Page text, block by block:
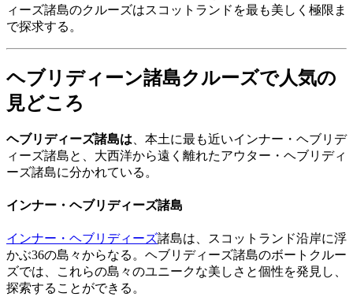
ィーズ諸島のクルーズはスコットランドを最も美しく極限ま
で探求する。
ヘブリディーン諸島クルーズで人気の
見どころ
ヘブリディーズ諸島は 、本土に最も近いインナー・ヘブリデ
ィーズ諸島と、大西洋から遠く離れたアウター・ヘブリディ
ーズ諸島に分かれている。
インナー・ヘブリディーズ諸島
インナー・ヘブリディーズ諸島は、スコットランド沿岸に浮
かぶ36の島々からなる。ヘブリディーズ諸島のボートクルー
ズでは、これらの島々のユニークな美しさと個性を発見し、
探索することができる。